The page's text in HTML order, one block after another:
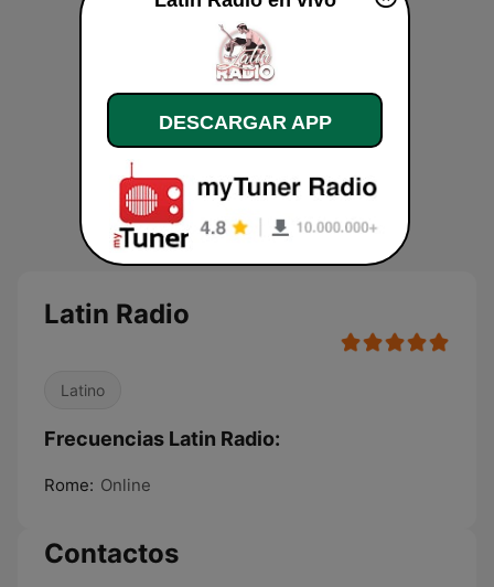
Latin Radio
Latino
Frecuencias Latin Radio:
Rome: Online
Contactos
DESCARGAR APP